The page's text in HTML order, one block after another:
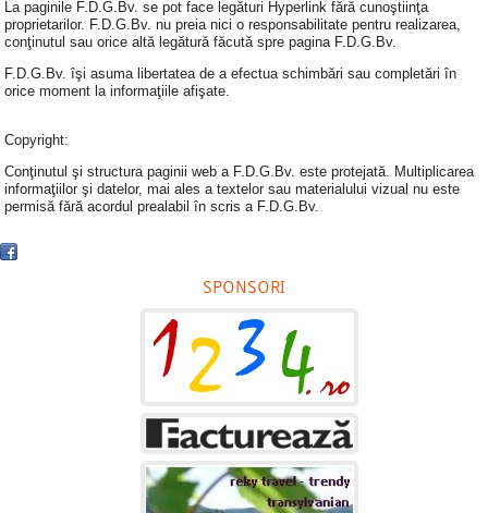
La paginile F.D.G.Bv. se pot face legături Hyperlink fără cunoştiinţa
proprietarilor. F.D.G.Bv. nu preia nici o responsabilitate pentru realizarea,
conţinutul sau orice altă legătură făcută spre pagina F.D.G.Bv.
F.D.G.Bv. îşi asuma libertatea de a efectua schimbări sau completări în
orice moment la informaţiile afişate.
Copyright:
Conţinutul şi structura paginii web a F.D.G.Bv. este protejată. Multiplicarea
informaţiilor şi datelor, mai ales a textelor sau materialului vizual nu este
permisă fără acordul prealabil în scris a F.D.G.Bv.
SPONSORI